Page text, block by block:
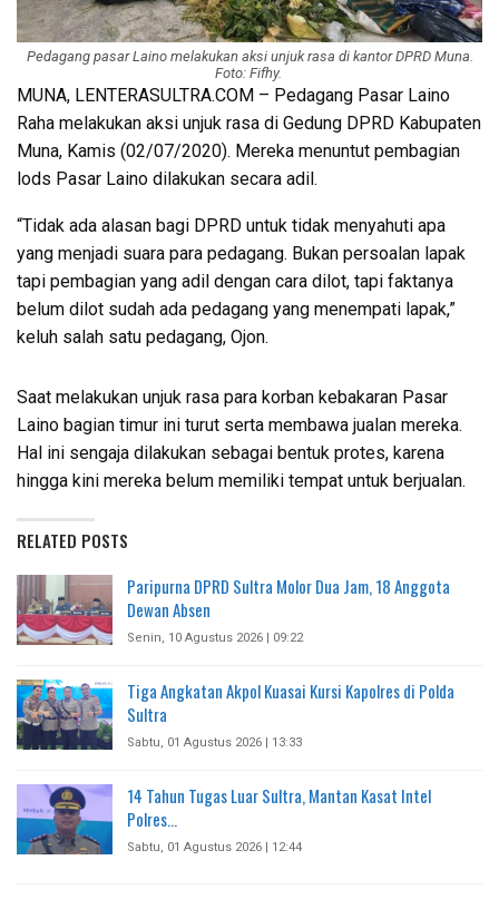
Pedagang pasar Laino melakukan aksi unjuk rasa di kantor DPRD Muna.
Foto: Fifhy.
MUNA, LENTERASULTRA.COM – Pedagang Pasar Laino
Raha melakukan aksi unjuk rasa di Gedung DPRD Kabupaten
Muna, Kamis (02/07/2020). Mereka menuntut pembagian
lods Pasar Laino dilakukan secara adil.
“Tidak ada alasan bagi DPRD untuk tidak menyahuti apa
yang menjadi suara para pedagang. Bukan persoalan lapak
tapi pembagian yang adil dengan cara dilot, tapi faktanya
belum dilot sudah ada pedagang yang menempati lapak,”
keluh salah satu pedagang, Ojon.
Saat melakukan unjuk rasa para korban kebakaran Pasar
Laino bagian timur ini turut serta membawa jualan mereka.
Hal ini sengaja dilakukan sebagai bentuk protes, karena
hingga kini mereka belum memiliki tempat untuk berjualan.
RELATED POSTS
Paripurna DPRD Sultra Molor Dua Jam, 18 Anggota
Dewan Absen
Senin, 10 Agustus 2026 | 09:22
Tiga Angkatan Akpol Kuasai Kursi Kapolres di Polda
Sultra
Sabtu, 01 Agustus 2026 | 13:33
14 Tahun Tugas Luar Sultra, Mantan Kasat Intel
Polres…
Sabtu, 01 Agustus 2026 | 12:44